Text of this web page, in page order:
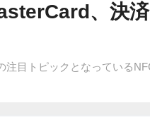
、決
注目トピックとなっている